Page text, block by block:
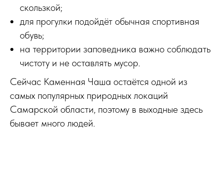
скользкой;
для прогулки подойдёт обычная спортивная
обувь;
на территории заповедника важно соблюдать
чистоту и не оставлять мусор.
Сейчас Каменная Чаша остаётся одной из
самых популярных природных локаций
Самарской области, поэтому в выходные здесь
бывает много людей.